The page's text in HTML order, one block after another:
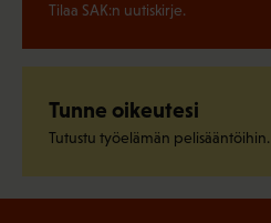
Tilaa SAK:n uutiskirje.
Tunne oikeutesi
Tutustu työelämän pelisääntöihin.